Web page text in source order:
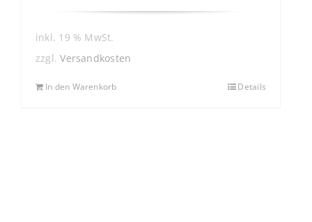
inkl. 19 % MwSt.
zzgl.Versandkosten
In den Warenkorb Details